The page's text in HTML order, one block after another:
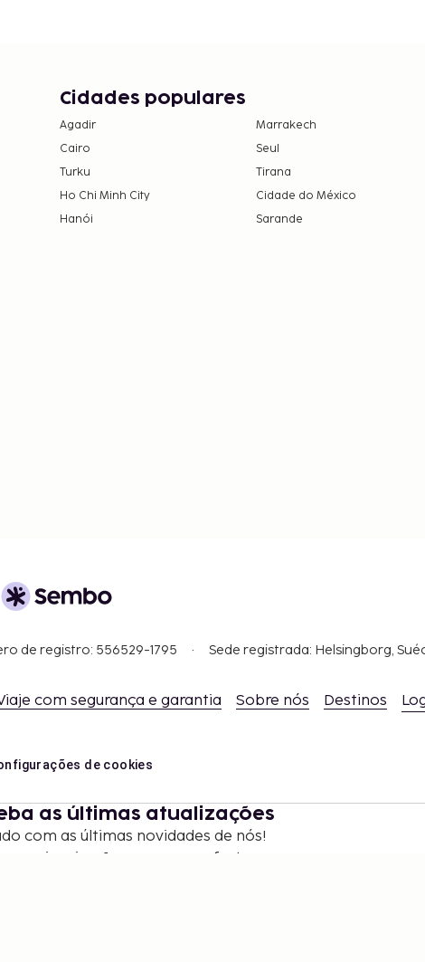
Cidades populares
Agadir Marrakech
Cairo
Seul
Turku
Tirana
Ho Chi Minh City
Cidade do México
Hanói
Sarande
de registro: 556529-1795 Sede registrada: Helsingborg,
com segurança e garantia Sobre nós Destinos
de cookies
as últimas atualizações
com as últimas novidades de nós!
inspiração e acesso a ofertas